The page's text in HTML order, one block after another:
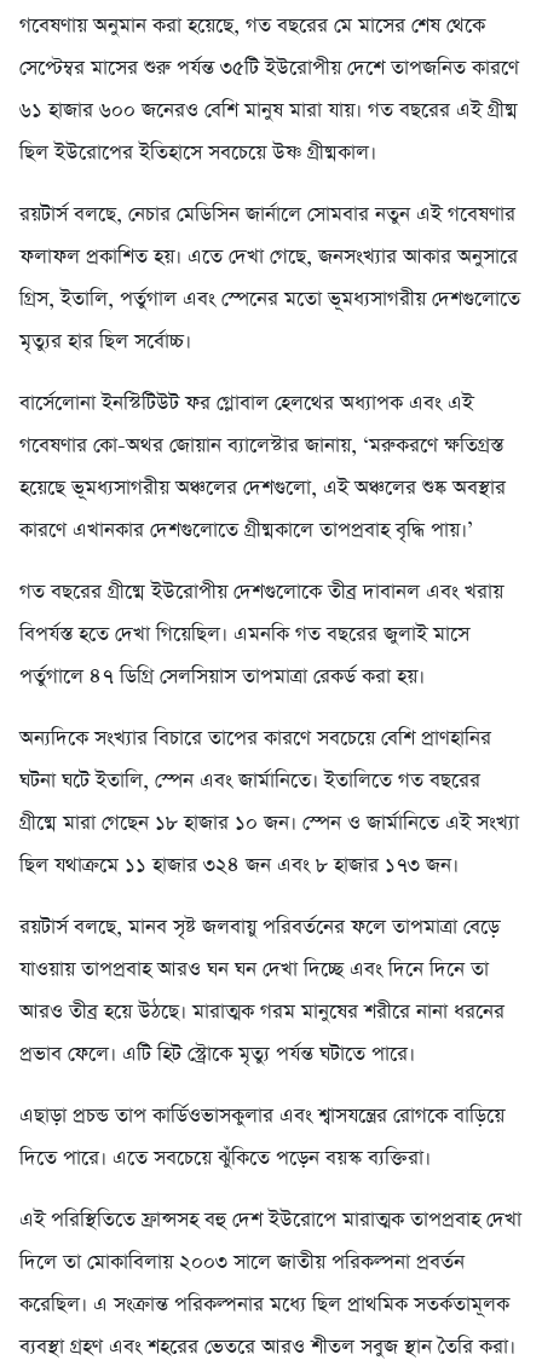
গবেষণায় অনুমান করা হয়েছে, গত বছরের মে মাসের শেষ থেকে
সেপ্টেম্বর মাসের শুরু পর্যন্ত ৩৫টি ইউরোপীয় দেশে তাপজনিত কারণে
৬১ হাজার ৬০০ জনেরও বেশি মানুষ মারা যায়। গত বছরের এই গ্রীষ্ম
ছিল ইউরোপের ইতিহাসে সবচেয়ে উষ্ণ গ্রীষ্মকাল।
রয়টার্স বলছে, নেচার মেডিসিন জার্নালে সোমবার নতুন এই গবেষণার
ফলাফল প্রকাশিত হয়। এতে দেখা গেছে, জনসংখ্যার আকার অনুসারে
গ্রিস, ইতালি, পর্তুগাল এবং স্পেনের মতো ভূমধ্যসাগরীয় দেশগুলোতে
মৃত্যুর হার ছিল সর্বোচ্চ।
বার্সেলোনা ইনস্টিটিউট ফর গ্লোবাল হেলথের অধ্যাপক এবং এই
গবেষণার কো-অথর জোয়ান ব্যালেস্টার জানায়, ‘মরুকরণে ক্ষতিগ্রস্ত
হয়েছে ভূমধ্যসাগরীয় অঞ্চলের দেশগুলো, এই অঞ্চলের শুষ্ক অবস্থার
কারণে এখানকার দেশগুলোতে গ্রীষ্মকালে তাপপ্রবাহ বৃদ্ধি পায়।’
গত বছরের গ্রীষ্মে ইউরোপীয় দেশগুলোকে তীব্র দাবানল এবং খরায়
বিপর্যস্ত হতে দেখা গিয়েছিল। এমনকি গত বছরের জুলাই মাসে
পর্তুগালে ৪৭ ডিগ্রি সেলসিয়াস তাপমাত্রা রেকর্ড করা হয়।
অন্যদিকে সংখ্যার বিচারে তাপের কারণে সবচেয়ে বেশি প্রাণহানির
ঘটনা ঘটে ইতালি, স্পেন এবং জার্মানিতে। ইতালিতে গত বছরের
গ্রীষ্মে মারা গেছেন ১৮ হাজার ১০ জন। স্পেন ও জার্মানিতে এই সংখ্যা
ছিল যথাক্রমে ১১ হাজার ৩২৪ জন এবং ৮ হাজার ১৭৩ জন।
রয়টার্স বলছে, মানব সৃষ্ট জলবায়ু পরিবর্তনের ফলে তাপমাত্রা বেড়ে
যাওয়ায় তাপপ্রবাহ আরও ঘন ঘন দেখা দিচ্ছে এবং দিনে দিনে তা
আরও তীব্র হয়ে উঠছে। মারাত্মক গরম মানুষের শরীরে নানা ধরনের
প্রভাব ফেলে। এটি হিট স্ট্রোকে মৃত্যু পর্যন্ত ঘটাতে পারে।
এছাড়া প্রচন্ড তাপ কার্ডিওভাসকুলার এবং শ্বাসযন্ত্রের রোগকে বাড়িয়ে
দিতে পারে। এতে সবচেয়ে ঝুঁকিতে পড়েন বয়স্ক ব্যক্তিরা।
এই পরিস্থিতিতে ফ্রান্সসহ বহু দেশ ইউরোপে মারাত্মক তাপপ্রবাহ দেখা
দিলে তা মোকাবিলায় ২০০৩ সালে জাতীয় পরিকল্পনা প্রবর্তন
করেছিল। এ সংক্রান্ত পরিকল্পনার মধ্যে ছিল প্রাথমিক সতর্কতামূলক
ব্যবস্থা গ্রহণ এবং শহরের ভেতরে আরও শীতল সবুজ স্থান তৈরি করা।